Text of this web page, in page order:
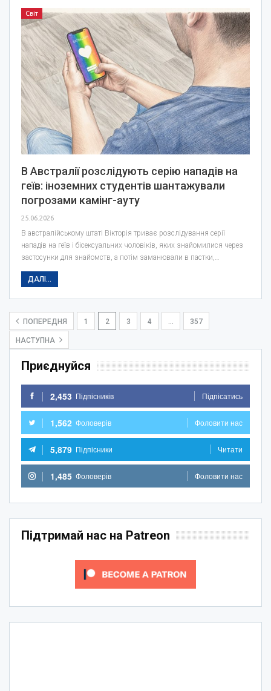
Світ
В Австралії розслідують серію нападів на
геїв: іноземних студентів шантажували
погрозами камінг-ауту
25.06.2026
В австралійському штаті Вікторія триває розслідування серії
нападів на геїв і бісексуальних чоловіків, яких знайомилися через
застосунки для знайомств, а потім заманювали в пастки,…
ДАЛІ...
ПОПЕРЕДНЯ 1 2 3 4 357
НАСТУПНА
Приєднуйся
2,453 Підпісників Підпісатись
1,562 Фоловерів Фоловити нас
5,879 Підпісники Читати
1,485 Фоловерів Фоловити нас
Підтримай нас на Patreon